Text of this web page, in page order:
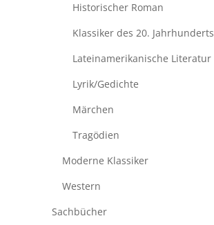
Historischer Roman
Klassiker des 20. Jahrhunderts
Lateinamerikanische Literatur
Lyrik/Gedichte
Märchen
Tragödien
Moderne Klassiker
Western
Sachbücher